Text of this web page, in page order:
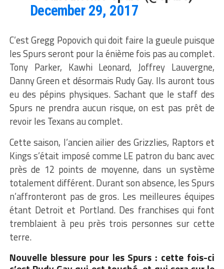
December 29, 2017
C’est Gregg Popovich qui doit faire la gueule puisque
les Spurs seront pour la énième fois pas au complet.
Tony Parker, Kawhi Leonard, Joffrey Lauvergne,
Danny Green et désormais Rudy Gay. Ils auront tous
eu des pépins physiques. Sachant que le staff des
Spurs ne prendra aucun risque, on est pas prêt de
revoir les Texans au complet.
Cette saison, l’ancien ailier des Grizzlies, Raptors et
Kings s’était imposé comme LE patron du banc avec
près de 12 points de moyenne, dans un système
totalement différent. Durant son absence, les Spurs
n’affronteront pas de gros. Les meilleures équipes
étant Detroit et Portland. Des franchises qui font
tremblaient à peu près trois personnes sur cette
terre.
Nouvelle blessure pour les Spurs : cette fois-ci